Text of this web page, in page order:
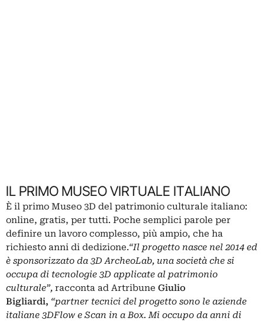
IL PRIMO MUSEO VIRTUALE ITALIANO
È il primo Museo 3D del patrimonio culturale italiano:
online, gratis, per tutti. Poche semplici parole per
definire un lavoro complesso, più ampio, che ha
richiesto anni di dedizione.“Il progetto nasce nel 2014 ed
è sponsorizzato da 3D ArcheoLab, una società che si
occupa di tecnologie 3D applicate al patrimonio
culturale”, racconta ad Artribune Giulio
Bigliardi, “partner tecnici del progetto sono le aziende
italiane 3DFlow e Scan in a Box. Mi occupo da anni di